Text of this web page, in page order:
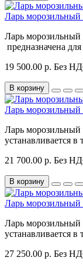
Ларь
Ларь
предназначена
19 500.00 р. Без
В корзину
Ларь
Ларь
устанавливается в
21 700.00 р. Без
В корзину
Ларь
Ларь
устанавливается
27 250.00 р. Без